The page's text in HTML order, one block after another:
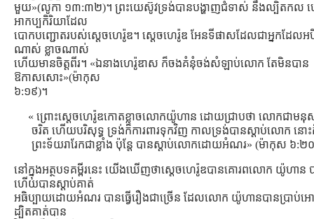
មួយ»(លូកា ១៣:៣២)។ ព្រះយេស៊ូវទ្រង់បានបង្ហាញជំទាស់ នឹងល្បិតកល
អាកប្បកិរិយាដែល
បោកបញ្ជោតរបស់សេ្ដចហេរ៉ូឌ។ ស្ដេចហេរ៉ូឌ អែនទីផាសដែលជាអ្នកដែល
ណាស់ ខ្លាចណាស់
ហើយមានចិត្ដពីរ។ «ឯនាងហេរ៉ូឌាស ក៏ចងគំនុំចង់សំឡាប់លោក តែមិនបាន
ឱកាសសោះ»(ម៉ាកុស
៦:១៩)។
« ព្រោះស្តេចហេរ៉ូឌកោតខ្លាចលោកយ៉ូហាន ដោយជ្រាបថា លោកជាម
ចរិត ហើយបរិសុទ្ធ ទ្រង់ក៏ការពារទុកវិញ កាលទ្រង់បានស្តាប់លោក នោ
ព្រះទ័យរារែកជាខ្លាំង ប៉ុន្តែ បានស្តាប់លោកដោយអំណរ» (ម៉ាកុស ៦:២
នៅក្នុងអត្ថបទគម្ពីរនេះ យើងឃើញថាស្ដេចហេរ៉ូឌបានគោរពលោក យ៉ូហាន
ហើយបានស្ដាប់គាត់
អធិប្បាយដោយអំណរ បានធ្វើរឿងជាច្រើន ដែលលោក យ៉ូហានបានប្រាប់អោ
ដ្បិតគាត់បាន